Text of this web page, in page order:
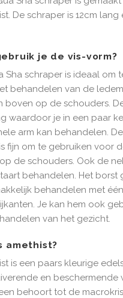
De schraper is 12cm lang
je de vis-vorm?
Sha schraper is ideaal om
behandelen van de
boven op de schouders.
waardoor je in een paar
arm kan behandelen.
fijn om te gebruiken voor
de schouders. Ook de
behandelen. Het borst
behandelen met
Je kan hem ook
van het gezicht.
amethist?
is een paars kleurige
en beschermende
behoort tot de